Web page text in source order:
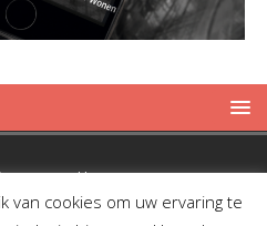
Spreekbuis
van cookies om uw ervaring te